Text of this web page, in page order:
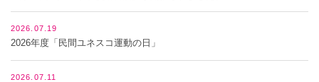
2026.07.19
2026年度「民間ユネスコ運動の日」
2026.07.11